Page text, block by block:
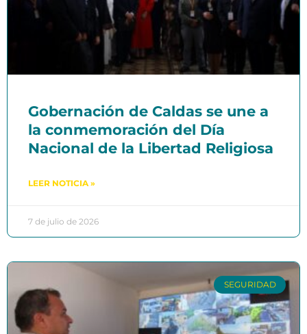
Gobernación de Caldas se une a
la conmemoración del Día
Nacional de la Libertad Religiosa
LEER NOTICIA »
7 de julio de 2026
SEGURIDAD